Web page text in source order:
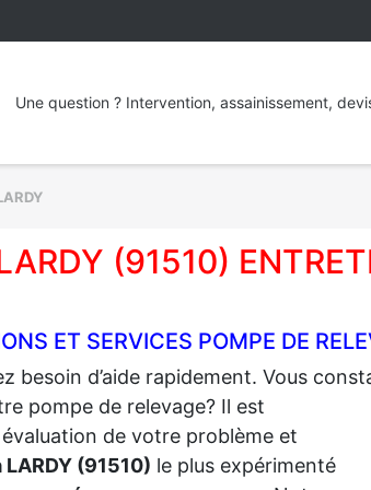
Une question ? Intervention, assainissement,
(91510)
ET SERVICES POMPE DE
besoin d’aide rapidement. Vous
pompe de relevage? Il est
de votre problème et
(91510) le plus expérimenté